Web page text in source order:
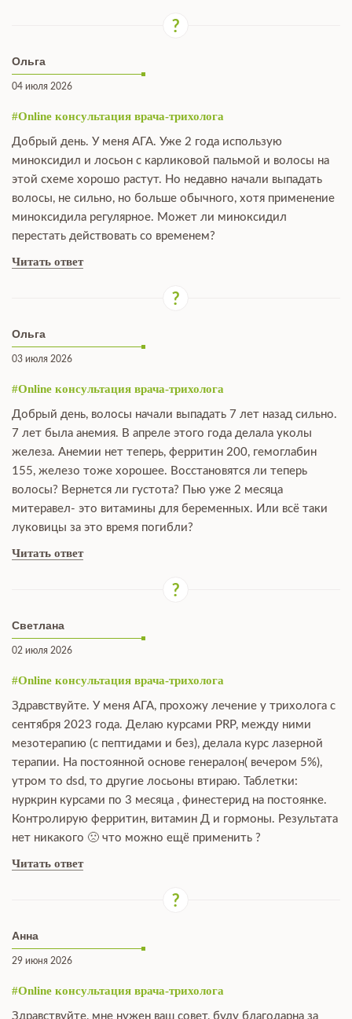
Ольга
04 июля 2026
#Online консультация врача-трихолога
Добрый день. У меня АГА. Уже 2 года использую
миноксидил и лосьон с карликовой пальмой и волосы на
этой схеме хорошо растут. Но недавно начали выпадать
волосы, не сильно, но больше обычного, хотя применение
миноксидила регулярное. Может ли миноксидил
перестать действовать со временем?
Читать ответ
Ольга
03 июля 2026
#Online консультация врача-трихолога
Добрый день, волосы начали выпадать 7 лет назад сильно.
7 лет была анемия. В апреле этого года делала уколы
железа. Анемии нет теперь, ферритин 200, гемоглабин
155, железо тоже хорошее. Восстановятся ли теперь
волосы? Вернется ли густота? Пью уже 2 месяца
митеравел- это витамины для беременных. Или всё таки
луковицы за это время погибли?
Читать ответ
Светлана
02 июля 2026
#Online консультация врача-трихолога
Здравствуйте. У меня АГА, прохожу лечение у трихолога с
сентября 2023 года. Делаю курсами PRP, между ними
мезотерапию (с пептидами и без), делала курс лазерной
терапии. На постоянной основе генералон( вечером 5%),
утром то dsd, то другие лосьоны втираю. Таблетки:
нуркрин курсами по 3 месяца , финестерид на постоянке.
Контролирую ферритин, витамин Д и гормоны. Результата
нет никакого 🙁 что можно ещё применить ?
Читать ответ
Анна
29 июня 2026
#Online консультация врача-трихолога
Здравствуйте, мне нужен ваш совет, буду благодарна за